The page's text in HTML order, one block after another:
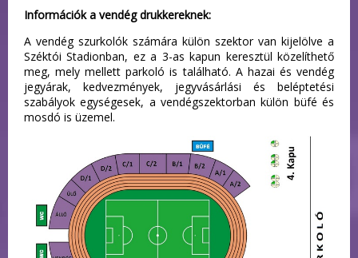
Információk a vendég drukkereknek:
A vendég szurkolók számára külön szektor van kijelölve a
Széktói Stadionban, ez a 3-as kapun keresztül közelíthető
meg, mely mellett parkoló is található. A hazai és vendég
jegyárak, kedvezmények, jegyvásárlási és beléptetési
szabályok egységesek, a vendégszektorban külön büfé és
mosdó is üzemel.